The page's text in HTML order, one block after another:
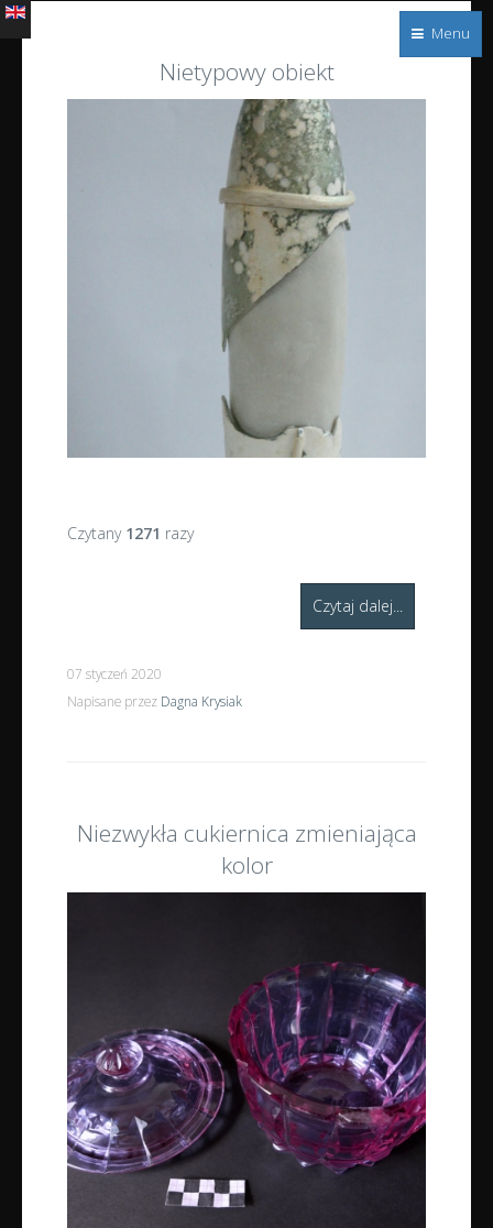
Witraże
s.c. Nietypowy obiekt
Czytany 1271 razy
Czytaj dalej...
07 styczeń 2020
Napisane przez Dagna Krysiak
Niezwykła cukiernica zmieniająca
kolor
Menu